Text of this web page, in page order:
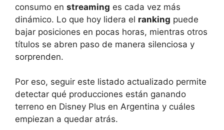
consumo en streaming es cada vez más
dinámico. Lo que hoy lidera el ranking puede
bajar posiciones en pocas horas, mientras otros
títulos se abren paso de manera silenciosa y
sorprenden.
Por eso, seguir este listado actualizado permite
detectar qué producciones están ganando
terreno en Disney Plus en Argentina y cuáles
empiezan a quedar atrás.